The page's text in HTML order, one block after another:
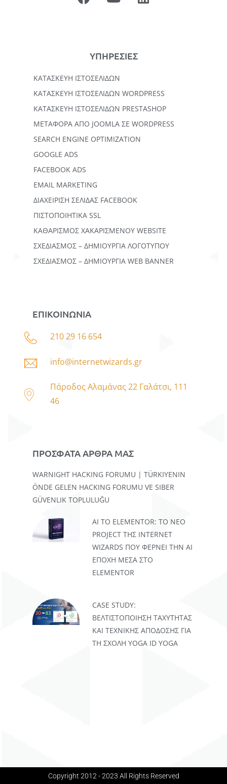
ΥΠΗΡΕΣΙΕΣ
ΚΑΤΑΣΚΕΥΉ ΙΣΤΟΣΕΛΊΔΩΝ
KΑΤΑΣΚΕΥΉ IΣΤΟΣΕΛΊΔΩΝ WORDPRESS
ΚΑΤΑΣΚΕΥΗ ΙΣΤΟΣΕΛΙΔΩΝ PRESTASHOP
ΜΕΤΑΦΟΡΆ ΑΠΌ JOOMLA ΣΕ WORDPRESS
SEARCH ENGINE OPTIMIZATION
GOOGLE ADS
FACEBOOK ADS
EMAIL MARKETING
ΔΙΑΧΕΙΡΙΣΗ ΣΕΛΙΔΑΣ FACEBOOK
ΠΙΣΤΟΠΟΙΗΤΙΚΑ SSL
ΚΑΘΑΡΙΣΜΟΣ ΧΑΚΑΡΙΣΜΕΝΟΥ WEBSITE
ΣΧΕΔΙΑΣΜΟΣ – ΔΗΜΙΟΥΡΓΙΑ ΛΟΓΟΤΥΠΟΥ
ΣΧΕΔΙΑΣΜΟΣ – ΔΗΜΙΟΥΡΓΙΑ WEB BANNER
ΕΠΙΚΟΙΝΩΝΙΑ
210 29 16 654
info@internetwizards.gr
Πάροδος Αλαμάνας 22 Γαλάτσι, 111
46
ΠΡΟΣΦΑΤΑ ΑΡΘΡΑ ΜΑΣ
WARNIGHT HACKING FORUMU | TÜRKIYENIN
ÖNDE GELEN HACKING FORUMU VE SIBER
GÜVENLIK TOPLULUĞU
AI TO ELEMENTOR: ΤΟ ΝΈΟ
PROJECT ΤΗΣ INTERNET
WIZARDS ΠΟΥ ΦΈΡΝΕΙ ΤΗΝ AI
ΕΠΟΧΉ ΜΈΣΑ ΣΤΟ
ELEMENTOR
CASE STUDY:
ΒΕΛΤΙΣΤΟΠΟΊΗΣΗ ΤΑΧΎΤΗΤΑΣ
ΚΑΙ ΤΕΧΝΙΚΉΣ ΑΠΌΔΟΣΗΣ ΓΙΑ
ΤΗ ΣΧΟΛΉ YOGA ID YOGA
Copyright 2012 - 2023 All Rights Reserved